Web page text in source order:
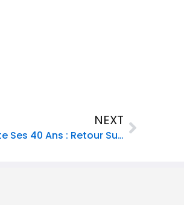
NEXT
Stromae Fête Ses 40 Ans : Retour Sur Une Carrière Hors Du Commun
Next